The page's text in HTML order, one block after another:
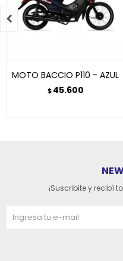
MOTO BACCIO P110 - AZUL
$ 45.600

¡Suscribite y recibí